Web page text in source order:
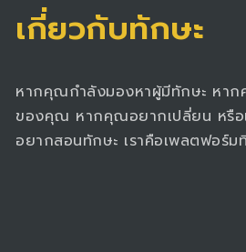
เกี่ยวกับทักษะ
หากคุณกำลังมองหาผู้มีทักษะ หาก
ของคุณ หากคุณอยากเปลี่ยน หรื
อยากสอนทักษะ เราคือเพลตฟอร์